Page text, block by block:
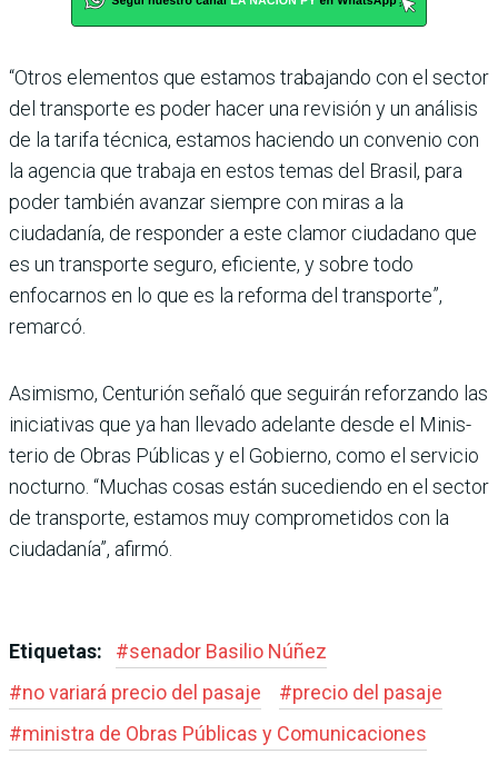
“Otros elementos que esta­mos trabajando con el sector
del transporte es poder hacer una revisión y un análisis
de la tarifa técnica, estamos haciendo un convenio con
la agencia que trabaja en estos temas del Brasil, para
poder también avanzar siempre con miras a la
ciudadanía, de res­ponder a este clamor ciuda­dano que
es un transporte seguro, eficiente, y sobre todo
enfocarnos en lo que es la reforma del transporte”,
remarcó.
Asimismo, Centurión señaló que seguirán reforzando las
iniciativas que ya han lle­vado adelante desde el Minis­
terio de Obras Públicas y el Gobierno, como el servicio
nocturno. “Muchas cosas están sucediendo en el sec­tor
de transporte, estamos muy comprometidos con la
ciudadanía”, afirmó.
Etiquetas: #senador Basilio Núñez
#no variará precio del pasaje #precio del pasaje
#ministra de Obras Públicas y Comu­nicaciones